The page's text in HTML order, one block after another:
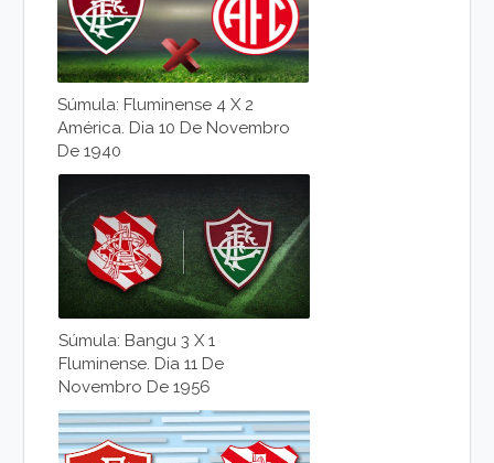
Súmula: Fluminense 4 X 2
América. Dia 10 De Novembro
De 1940
Súmula: Bangu 3 X 1
Fluminense. Dia 11 De
Novembro De 1956